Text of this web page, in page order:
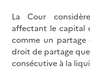
La Cour
affectant le capital
comme un
droit de partage
consécutive à la